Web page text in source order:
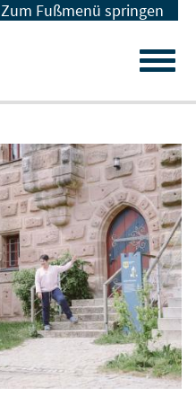
Zum Fußmenü springen
Menu